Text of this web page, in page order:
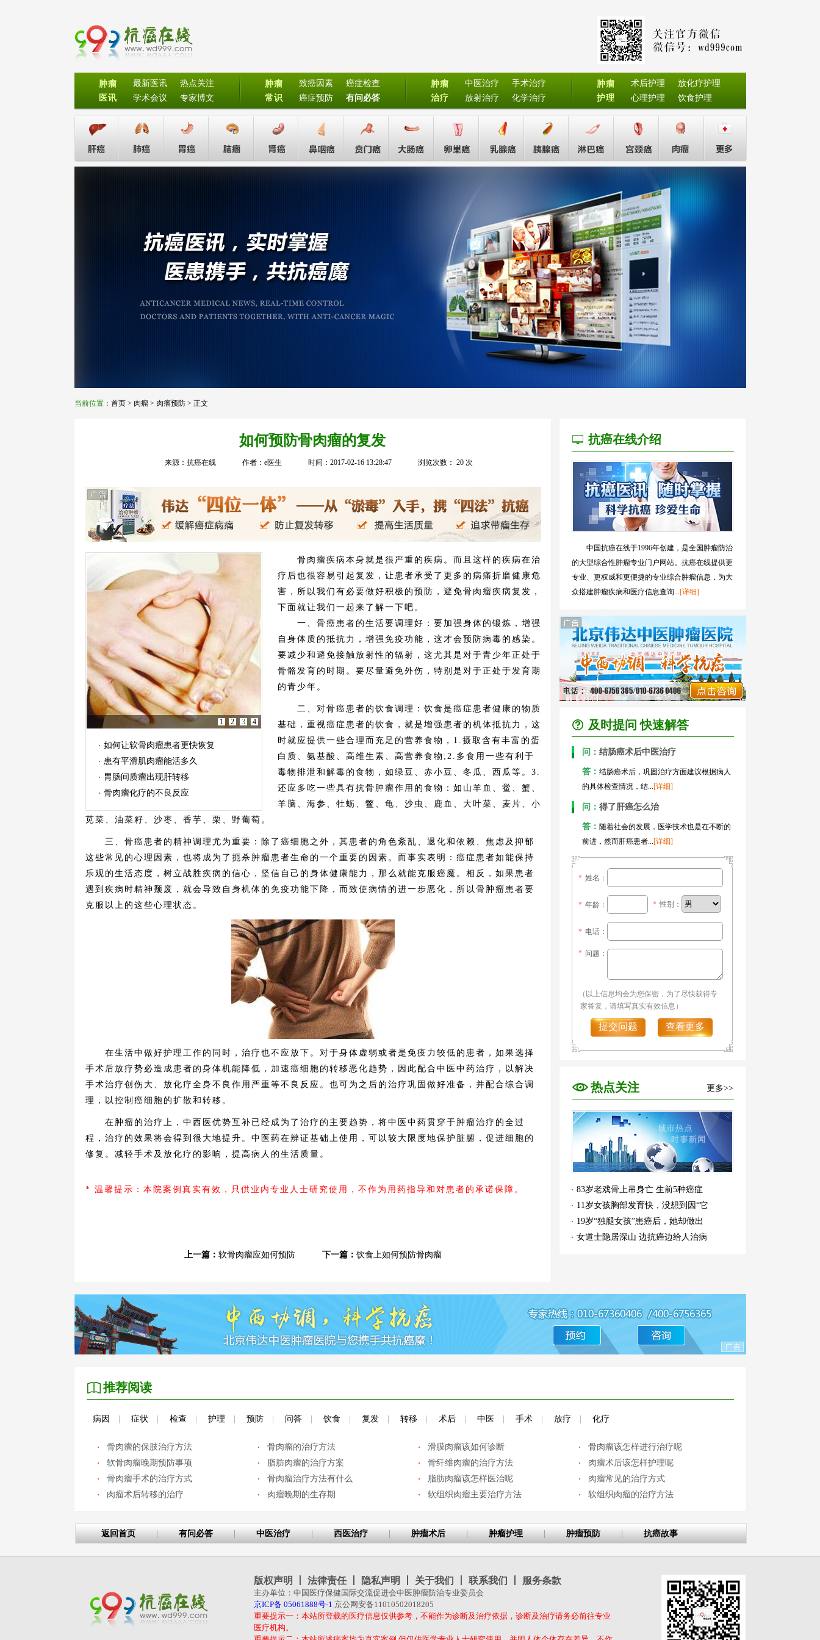
肿瘤
医讯
最新医讯
热点关注
学术会议
专家博文
肿瘤
常识
致癌因素
癌症检查
癌症预防
有问必答
肿瘤
治疗
中医治疗
手术治疗
放射治疗
化学治疗
肿瘤
护理
术后护理
放化疗护理
心理护理
饮食护理
当前位置： 首页> 肉瘤> 肉瘤预防> 正文
如何预防骨肉瘤的复发
来源：抗癌在线 作者：e医生 时间：2017-02-16 13:28:47 浏览次数： 20 次
1 2 3 4
如何让软骨肉瘤患者更快恢复
患有平滑肌肉瘤能活多久
胃肠间质瘤出现肝转移
骨肉瘤化疗的不良反应
骨肉瘤疾病本身就是很严重的疾病。而且这样的疾病在治
疗后也很容易引起复发，让患者承受了更多的病痛折磨健康危
害，所以我们有必要做好积极的预防，避免骨肉瘤疾病复发，
下面就让我们一起来了解一下吧。
一、骨癌患者的生活要调理好：要加强身体的锻炼，增强
自身体质的抵抗力，增强免疫功能，这才会预防病毒的感染。
要减少和避免接触放射性的辐射，这尤其是对于青少年正处于
骨骼发育的时期。要尽量避免外伤，特别是对于正处于发育期
的青少年。
二、对骨癌患者的饮食调理：饮食是癌症患者健康的物质
基础，重视癌症患者的饮食，就是增强患者的机体抵抗力，这
时就应提供一些合理而充足的营养食物，1.摄取含有丰富的蛋
白质、氨基酸、高维生素、高营养食物;2.多食用一些有利于
毒物排泄和解毒的食物，如绿豆、赤小豆、冬瓜、西瓜等。3.
还应多吃一些具有抗骨肿瘤作用的食物：如山羊血、鲎、蟹、
羊脑、海参、牡蛎、鳖、龟、沙虫、鹿血、大叶菜、麦片、小
苋菜、油菜籽、沙枣、香芋、栗、野葡萄。
三、骨癌患者的精神调理尤为重要：除了癌细胞之外，其患者的角色紊乱、退化和依赖、焦虑及抑郁
这些常见的心理因素，也将成为了扼杀肿瘤患者生命的一个重要的因素。而事实表明：癌症患者如能保持
乐观的生活态度，树立战胜疾病的信心，坚信自己的身体健康能力，那么就能克服癌魔。相反，如果患者
遇到疾病时精神颓废，就会导致自身机体的免疫功能下降，而致使病情的进一步恶化，所以骨肿瘤患者要
克服以上的这些心理状态。
在生活中做好护理工作的同时，治疗也不应放下。对于身体虚弱或者是免疫力较低的患者，如果选择
手术后放疗势必造成患者的身体机能降低，加速癌细胞的转移恶化趋势，因此配合中医中药治疗，以解决
手术治疗创伤大、放化疗全身不良作用严重等不良反应。也可为之后的治疗巩固做好准备，并配合综合调
理，以控制癌细胞的扩散和转移。
在肿瘤的治疗上，中西医优势互补已经成为了治疗的主要趋势，将中医中药贯穿于肿瘤治疗的全过
程，治疗的效果将会得到很大地提升。中医药在辨证基础上使用，可以较大限度地保护脏腑，促进细胞的
修复。减轻手术及放化疗的影响，提高病人的生活质量。
* 温馨提示：本院案例真实有效，只供业内专业人士研究使用，不作为用药指导和对患者的承诺保障。
上一篇： 软骨肉瘤应如何预防 下一篇： 饮食上如何预防骨肉瘤
抗癌在线介绍
中国抗癌在线于1996年创建，是全国肿瘤防治
的大型综合性肿瘤专业门户网站。抗癌在线提供更
专业、更权威和更便捷的专业综合肿瘤信息，为大
众搭建肿瘤疾病和医疗信息查询...[详细]
及时提问 快速解答
问： 结肠癌术后中医治疗
答： 结肠癌术后，巩固治疗方面建议根据病人
的具体检查情况，结...[详细]
问： 得了肝癌怎么治
答： 随着社会的发展，医学技术也是在不断的
前进，然而肝癌患者...[详细]
* 姓名：
* 年龄： * 性别：
* 电话：
* 问题：
（以上信息均会为您保密，为了尽快获得专
家答复，请填写真实有效信息）
提交问题 查看更多
热点关注 更多>>
83岁老戏骨上吊身亡 生前5种癌症
11岁女孩胸部发育快，没想到因“它
19岁“独腿女孩”患癌后，她却做出
女道士隐居深山 边抗癌边给人治病
推荐阅读
病因 症状 检查 护理 预防 问答 饮食 复发 转移 术后 中医 手术 放疗 化疗
骨肉瘤的保肢治疗方法 骨肉瘤的治疗方法 滑膜肉瘤该如何诊断
骨肉瘤该怎样进行治疗呢
软骨肉瘤晚期预防事项
脂肪肉瘤的治疗方案 骨纤维肉瘤的治疗方法
肉瘤术后该怎样护理呢
骨肉瘤手术的治疗方式
骨肉瘤治疗方法有什么 脂肪肉瘤该怎样医治呢
肉瘤常见的治疗方式
肉瘤术后转移的治疗
肉瘤晚期的生存期 软组织肉瘤主要治疗方法 软组织肉瘤的治疗方法
返回首页 有问必答 中医治疗 西医治疗 肿瘤术后 肿瘤护理 肿瘤预防 抗癌故事
版权声明 法律责任 隐私声明 关于我们 联系我们 服务条款
主办单位：中国医疗保健国际交流促进会中医肿瘤防治专业委员会
京ICP备 05061888号-1 京公网安备11010502018205
重要提示一：本站所登载的医疗信息仅供参考，不能作为诊断及治疗依据，诊断及治疗请务必前往专业
医疗机构。